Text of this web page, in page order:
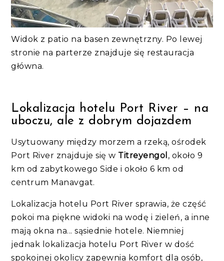
Widok z patio na basen zewnętrzny. Po lewej
stronie na parterze znajduje się restauracja
główna.
Lokalizacja hotelu Port River – na
uboczu, ale z dobrym dojazdem
Usytuowany między morzem a rzeką, ośrodek
Port River znajduje się w Titreyengol , około 9
km od zabytkowego Side i około 6 km od
centrum Manavgat.
Lokalizacja hotelu Port River sprawia, że część
pokoi ma piękne widoki na wodę i zieleń, a inne
mają okna na... sąsiednie hotele. Niemniej
jednak lokalizacja hotelu Port River w dość
spokojnej okolicy zapewnia komfort dla osób,